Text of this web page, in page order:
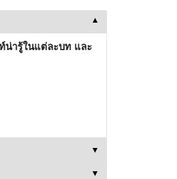
▼
น่ารู้ในแต่ละบท และ
▼
▼